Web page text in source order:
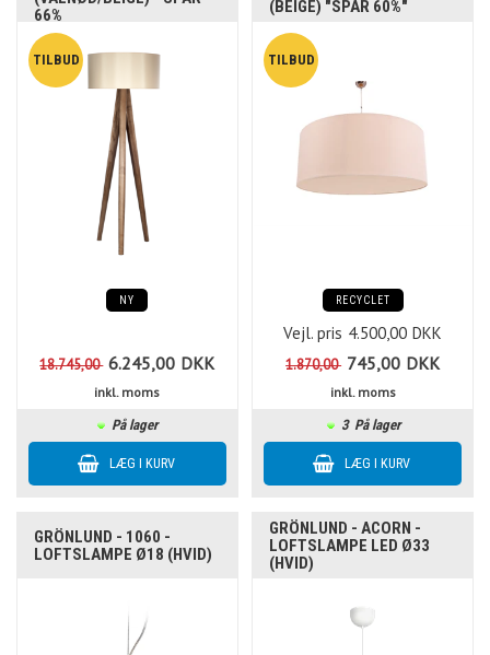
66%
NY
18.745,00 6.245,00 DKK
inkl. moms
På lager
(BEIGE) "SPAR 60%"
RECYCLET
Vejl. pris 4.500,00 DKK
1.870,00 745,00 DKK
inkl. moms
3 På lager
GRÖNLUND - 1060 -
LOFTSLAMPE Ø18 (HVID)
GRÖNLUND - ACORN -
LOFTSLAMPE LED Ø33
(HVID)